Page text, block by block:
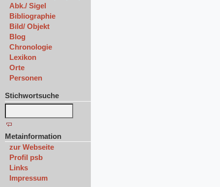
Abk./ Sigel
Bibliographie
Bild/ Objekt
Blog
Chronologie
Lexikon
Orte
Personen
Stichwortsuche
Metainformation
zur Webseite
Profil psb
Links
Impressum